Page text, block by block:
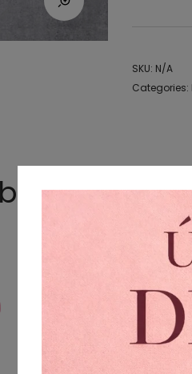
SKU: N/A
Categories:
te